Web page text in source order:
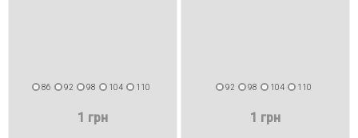
86 92 98 104 110
1 грн
92 98 104 110
1 грн